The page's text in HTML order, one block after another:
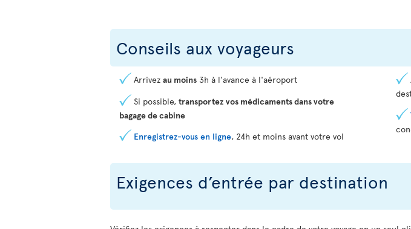
Conseils aux voyageurs
Arrivez au moins 3h à l'avance à l'aéroport
Si possible, transportez vos médicaments dans votre
bagage de cabine
Enregistrez-vous en ligne, 24h et moins avant votre vol
Exigences d’entrée par destination